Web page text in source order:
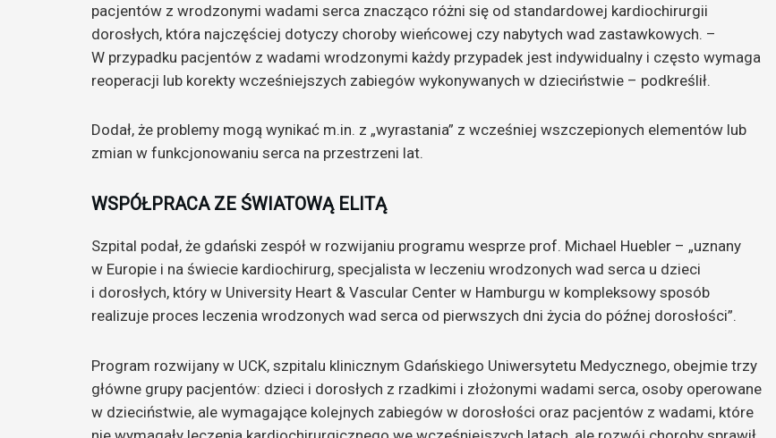
pacjentów z wrodzonymi wadami serca znacząco różni się od standardowej kardiochirurgii
dorosłych, która najczęściej dotyczy choroby wieńcowej czy nabytych wad zastawkowych. –
W przypadku pacjentów z wadami wrodzonymi każdy przypadek jest indywidualny i często wymaga
reoperacji lub korekty wcześniejszych zabiegów wykonywanych w dzieciństwie – podkreślił.
Dodał, że problemy mogą wynikać m.in. z „wyrastania” z wcześniej wszczepionych elementów lub
zmian w funkcjonowaniu serca na przestrzeni lat.
WSPÓŁPRACA ZE ŚWIATOWĄ ELITĄ
Szpital podał, że gdański zespół w rozwijaniu programu wesprze prof. Michael Huebler – „uznany
w Europie i na świecie kardiochirurg, specjalista w leczeniu wrodzonych wad serca u dzieci
i dorosłych, który w University Heart & Vascular Center w Hamburgu w kompleksowy sposób
realizuje proces leczenia wrodzonych wad serca od pierwszych dni życia do późnej dorosłości”.
Program rozwijany w UCK, szpitalu klinicznym Gdańskiego Uniwersytetu Medycznego, obejmie trzy
główne grupy pacjentów: dzieci i dorosłych z rzadkimi i złożonymi wadami serca, osoby operowane
w dzieciństwie, ale wymagające kolejnych zabiegów w dorosłości oraz pacjentów z wadami, które